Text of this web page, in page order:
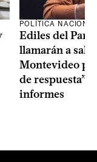
POLÍTICA
Ediles del
llamarán a sala
Montevideo
de respuesta”
informes